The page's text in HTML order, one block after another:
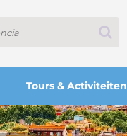
Tours & Activiteiten